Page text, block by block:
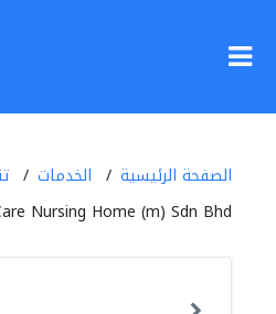
الصفحة الرئيسية الخدمات
Nursing Home (m) Sdn Bhd